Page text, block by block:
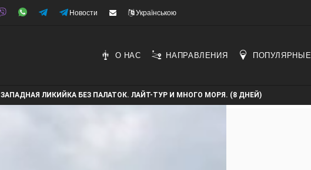
Новости Українською
О НАС НАПРАВЛЕНИЯ ПОПУЛЯРНЫЕ
ЗАПАДНАЯ ЛИКИЙКА БЕЗ ПАЛАТОК. ЛАЙТ-ТУР И МНОГО МОРЯ. (8 ДНЕЙ)